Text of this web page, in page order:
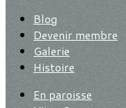
Blog
Devenir membre
Galerie
Histoire
En paroisse